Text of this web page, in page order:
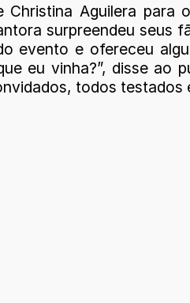
Christina Aguilera para
surpreendeu seus
evento e ofereceu
eu vinha?”, disse ao
todos testados